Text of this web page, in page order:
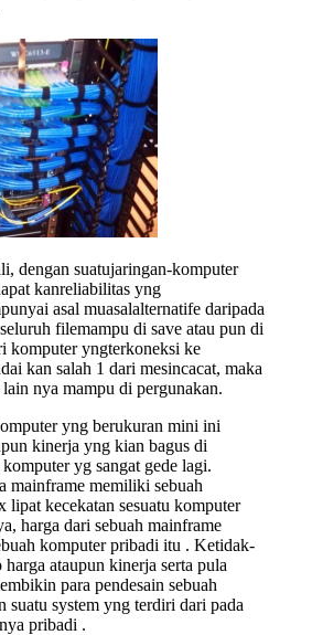
dengan suatujaringan-komputer
kanreliabilitas yng
asal muasalalternatife daripada
filemampu di save atau pun di
komputer yngterkoneksi ke
kan salah 1 dari mesincacat, maka
nya mampu di pergunakan.
yng berukuran mini ini
kinerja yng kian bagus di
yg sangat gede lagi.
mainframe memiliki sebuah
lipat kecekatan sesuatu komputer
harga dari sebuah mainframe
komputer pribadi itu . Ketidak-
harga ataupun kinerja serta pula
para pendesain sebuah
suatu system yng terdiri dari pada
pribadi .